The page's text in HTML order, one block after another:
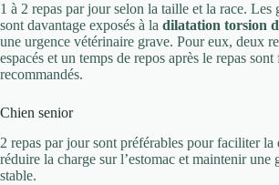
1 à 2 repas par jour selon la taille et la race. Les
sont davantage exposés à la dilatation torsion
une urgence vétérinaire grave. Pour eux, deux
espacés et un temps de repos après le repas
recommandés.
Chien senior
2 repas par jour sont préférables pour faciliter la
réduire la charge sur l’estomac et maintenir une
stable.